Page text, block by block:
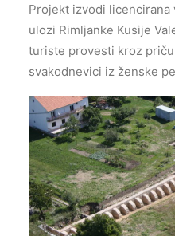
Projekt izvodi licencirana
ulozi Rimljanke Kusije
turiste provesti kroz
svakodnevici iz ženske